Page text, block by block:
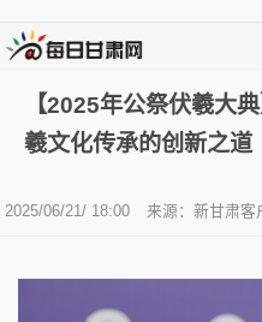
【2025年公祭伏羲大
羲文化传承的创新之道
2025/06/21/ 18:00 来源：新甘肃客